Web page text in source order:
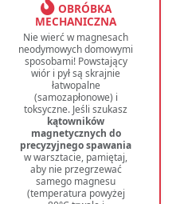
OBRÓBKA
MECHANICZNA
Nie wierć w magnesach
neodymowych domowymi
sposobami! Powstający
wiór i pył są skrajnie
łatwopalne
(samozapłonowe) i
toksyczne. Jeśli szukasz
kątowników
magnetycznych do
precyzyjnego spawania
w warsztacie, pamiętaj,
aby nie przegrzewać
samego magnesu
(temperatura powyżej